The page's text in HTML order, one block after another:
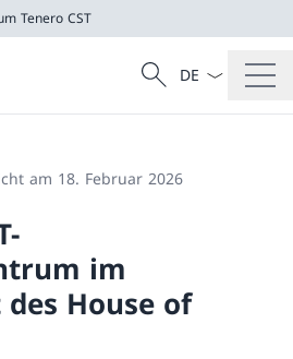
Tenero CST
Suche
Suche
Sprach
am 18. Februar 2026
im
House of